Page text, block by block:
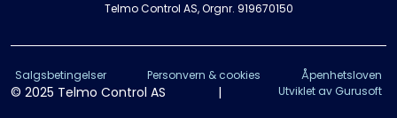
Telmo Control AS, Orgnr. 919670150
Salgsbetingelser Personvern & cookies Åpenhetsloven
© 2025 Telmo Control AS | Utviklet av Gurusoft